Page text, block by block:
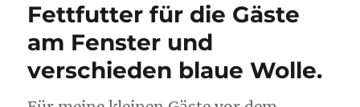
Fettfutter für die Gäste
am Fenster und
verschieden blaue Wolle.